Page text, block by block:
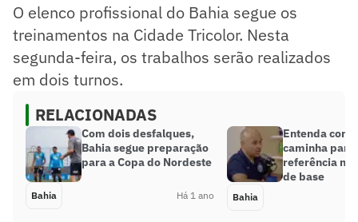
O elenco profissional do Bahia segue os
treinamentos na Cidade Tricolor. Nesta
segunda-feira, os trabalhos serão realizados
em dois turnos.
RELACIONADAS
Com dois desfalques,
Bahia segue preparação
para a Copa do Nordeste
Bahia Há 1 ano
Entenda
caminha para
referência
de base
Bahia